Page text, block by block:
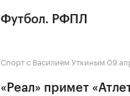
Футбол. РФПЛ
Спорт с Василием Уткиным 09
«Реал» примет